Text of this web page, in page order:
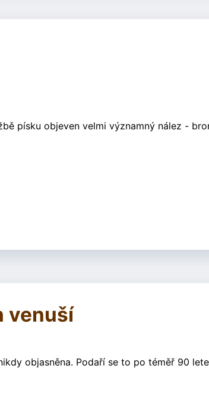
písku objeven velmi významný nález -
venuší
objasněna. Podaří se to po téměř 90